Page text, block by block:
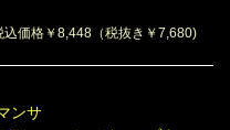
価格￥8,448（税抜き￥7,680)
ンサ